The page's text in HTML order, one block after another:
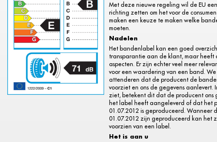
Met deze nieuwe regeling wil de EU
richting zetten om het voor de
maken een keuze te maken welke
moeten.
Nadelen
Het bandenlabel kan een goed
transparantie aan de klant, maar heeft
aspecten. Er zijn echter veel meer
voor een waardering van een band.
attenderen dat de producent de
voorziet en ons de gegevens aanlevert.
ziet, betekent dit dat de producent ons
het label heeft aangeleverd of dat het
01.07.2012 is geproduceerd. Wanneer
01.07.2012 zijn geproduceerd kan het
voorzien van een label.
Het is aan u